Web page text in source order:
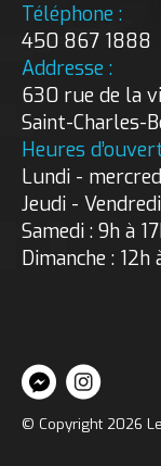
Téléphone :
450 867 1888
Addresse :
630 rue de la
Saint-Charles-
Heures
Lundi -
Jeudi -
Samedi : 9h à
Dimanche : 12h
© Copyright 2026